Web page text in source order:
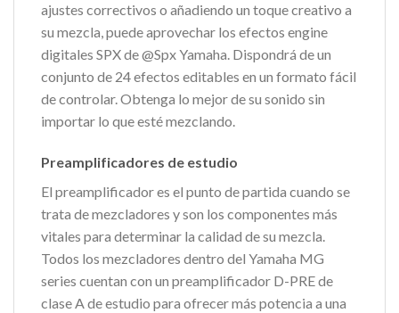
ajustes correctivos o añadiendo un toque creativo a
su mezcla, puede aprovechar los efectos engine
digitales SPX de @Spx Yamaha. Dispondrá de un
conjunto de 24 efectos editables en un formato fácil
de controlar. Obtenga lo mejor de su sonido sin
importar lo que esté mezclando.
Preamplificadores de estudio
El preamplificador es el punto de partida cuando se
trata de mezcladores y son los componentes más
vitales para determinar la calidad de su mezcla.
Todos los mezcladores dentro del Yamaha MG
series cuentan con un preamplificador D-PRE de
clase A de estudio para ofrecer más potencia a una